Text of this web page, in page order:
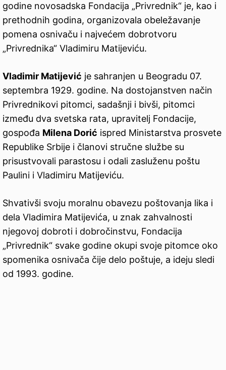
godine novosadska Fondacija „Privrednik“ je, kao i
prethodnih godina, organizovala obeležavanje
pomena osnivaču i najvećem dobrotvoru
„Privrednika“ Vladimiru Matijeviću.
Vladimir Matijević je sahranjen u Beogradu 07.
septembra 1929. godine. Na dostojanstven način
Privrednikovi pitomci, sadašnji i bivši, pitomci
između dva svetska rata, upravitelj Fondacije,
gospođa Milena Dorić ispred Ministarstva prosvete
Republike Srbije i članovi stručne službe su
prisustvovali parastosu i odali zasluženu poštu
Paulini i Vladimiru Matijeviću.
Shvativši svoju moralnu obavezu poštovanja lika i
dela Vladimira Matijevića, u znak zahvalnosti
njegovoj dobroti i dobročinstvu, Fondacija
„Privrednik“ svake godine okupi svoje pitomce oko
spomenika osnivača čije delo poštuje, a ideju sledi
od 1993. godine.